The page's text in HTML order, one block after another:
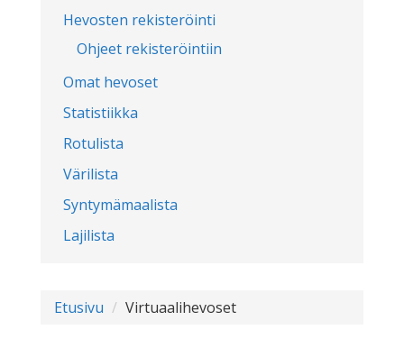
Hevosten rekisteröinti
Ohjeet rekisteröintiin
Omat hevoset
Statistiikka
Rotulista
Värilista
Syntymämaalista
Lajilista
Etusivu Virtuaalihevoset